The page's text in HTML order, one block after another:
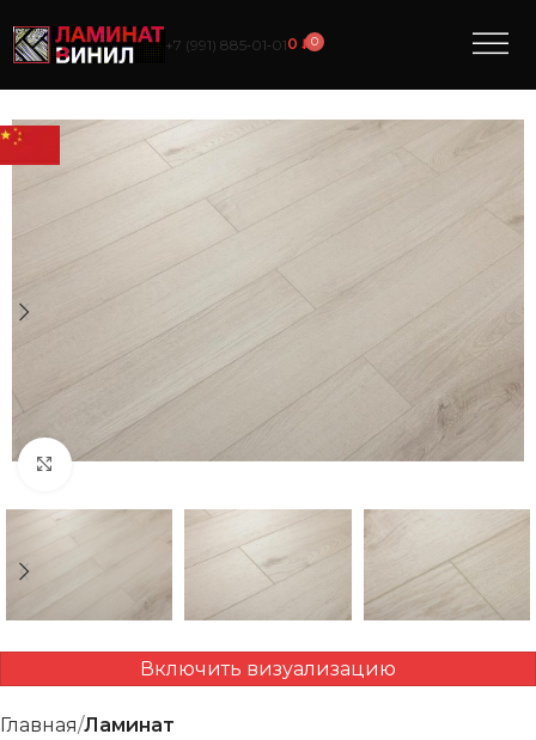
+7 (991) 885‑01‑010₽0
Нажмите, чтобы увеличить
Включить визуализацию
Главная Ламинат